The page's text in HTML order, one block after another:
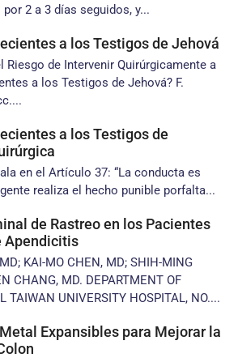
2 a 3 días seguidos, y...
a los Testigos de Jehová
Riesgo de Intervenir Quirúrgicamente a
a los Testigos de Jehová? F.
a los Testigos de
en el Artículo 37: “La conducta es
realiza el hecho punible porfalta...
de Rastreo en los Pacientes
Apendicitis
KAI-MO CHEN, MD; SHIH-MING
CHANG, MD. DEPARTMENT OF
TAIWAN UNIVERSITY HOSPITAL, NO....
Expansibles para Mejorar la